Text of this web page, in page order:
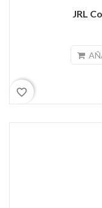
JRL
favorite_border